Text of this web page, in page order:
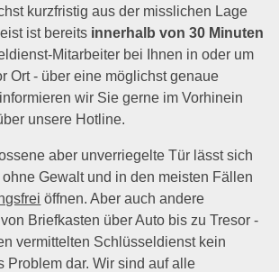
kurzfristig aus der misslichen Lage
ist bereits innerhalb von 30 Minuten
Mitarbeiter bei Ihnen in oder um
Ort - über eine möglichst genaue
wir Sie gerne im Vorhinein
unsere Hotline.
aber unverriegelte Tür lässt sich
Gewalt und in den meisten Fällen
öffnen. Aber auch andere
Briefkasten über Auto bis zu Tresor -
vermittelten Schlüsseldienst kein
Problem dar. Wir sind auf alle